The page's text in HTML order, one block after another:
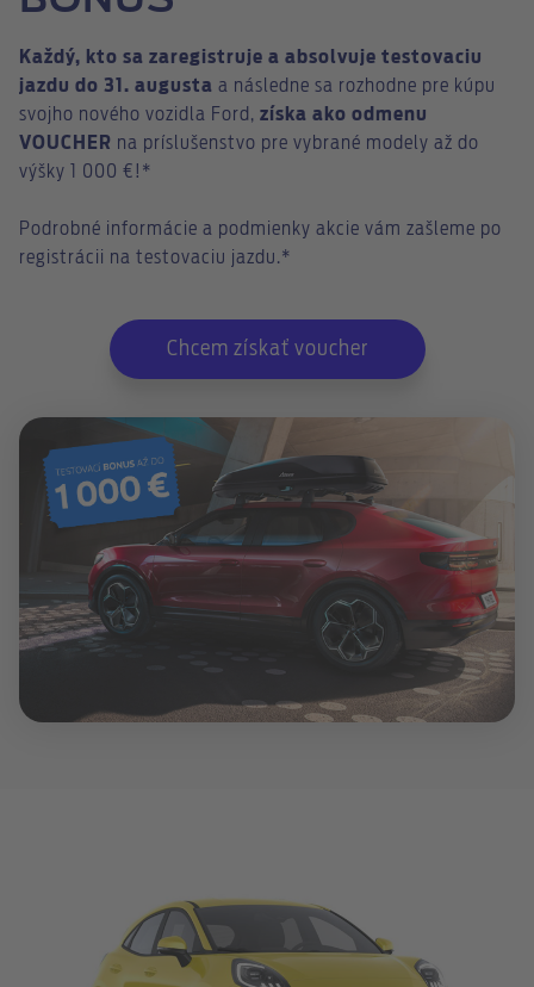
Každý, kto sa zaregistruje a absolvuje testovaciu
jazdu do 31. augusta a následne sa rozhodne pre kúpu
svojho nového vozidla Ford, získa ako odmenu
VOUCHER na príslušenstvo pre vybrané modely až do
výšky 1 000 €!*
Podrobné informácie a podmienky akcie vám zašleme po
registrácii na testovaciu jazdu.*
Chcem získať voucher